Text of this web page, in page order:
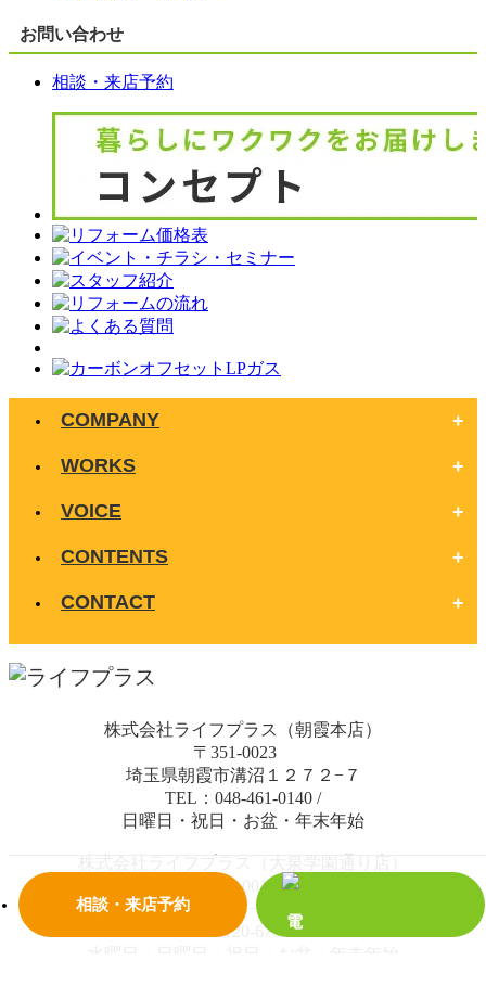
相談・来店予約
お問い合わせ
相談・来店予約
COMPANY
WORKS
VOICE
CONTENTS
CONTACT
株式会社ライフプラス（朝霞本店）
〒351-0023
埼玉県朝霞市溝沼１２７２−７
TEL：048-461-0140 /
日曜日・祝日・お盆・年末年始
〒352-0014
埼玉県新座市栄４丁目２−１７ ハピネス新座 1階
TEL：0120-678-288